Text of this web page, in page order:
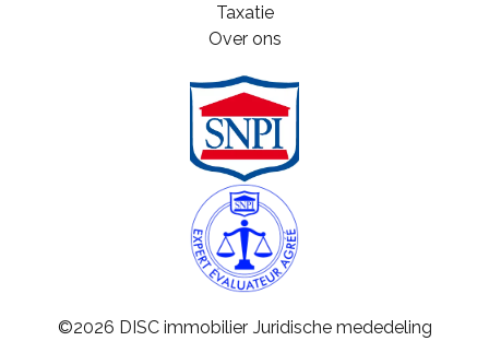
Taxatie
Over ons
©2026 DISC immobilier Juridische mededeling